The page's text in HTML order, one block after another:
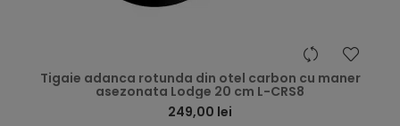
Tigaie adanca rotunda din otel carbon cu maner
asezonata Lodge 20 cm L-CRS8
249,00 lei